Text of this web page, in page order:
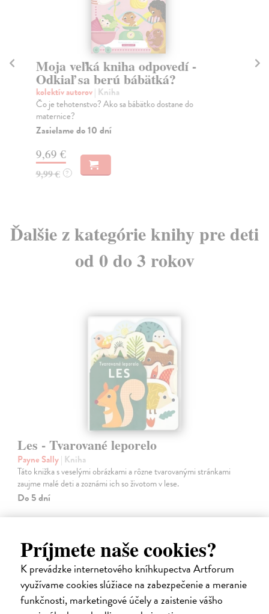
Príjmete naše cookies?
K prevádzke internetového kníhkupectva Artforum
využívame cookies slúžiace na zabezpečenie a meranie
funkčnosti, marketingové účely a zaistenie vášho
Moja veľká kniha odpovedí -
Odkiaľ sa berú bábätká?
kolektív autorov| Kniha
Čo je tehotenstvo? Ako sa bábätko dostane do
maternice?
Zasielame do 10 dní
9,69 €
9,99 € ?
Ďalšie z kategórie knihy pre deti
od 0 do 3 rokov
Les - Tvarované leporelo
Payne Sally| Kniha
Táto knižka s veselými obrázkami a rôzne tvarovanými stránkami
zaujme malé deti a zoznámi ich so životom v lese.
Do 5 dní
7,66 €
7,90 € ?